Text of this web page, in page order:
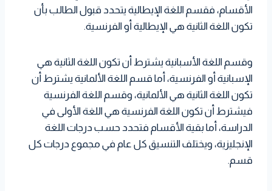
الأقسام، فقسم اللغة الإيطالية يتحدد قبول الطالب بأن
تكون اللغة الثانية هي الإيطالية أو الفرنسية.
وقسم اللغة الأسبانية يشترط أن تكون اللغة الثانية هي
الإسبانية أو الفرنسية، أما قسم اللغة الألمانية يشترط أن
تكون اللغة الثانية هي الألمانية، وقسم اللغة الفرنسية
فيشترط أن تكون اللغة الفرنسية هي اللغة الأولى في
الدراسة، أما بقية الأقسام فتحدد حسب درجات اللغة
الإنجليزية، ويختلف التنسيق كل عام في مجموع درجات كل
قسم.